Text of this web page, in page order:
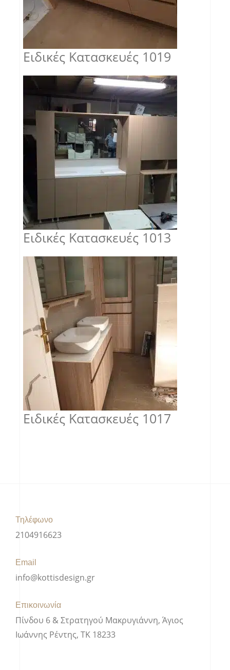
Ειδικές Κατασκευές 1019
Ειδικές Κατασκευές 1013
Ειδικές Κατασκευές 1017
Τηλέφωνο
2104916623
Email
info@kottisdesign.gr
Επικοινωνία
Πίνδου 6 & Στρατηγού Μακρυγιάννη, Άγιος
Ιωάννης Ρέντης, ΤΚ 18233